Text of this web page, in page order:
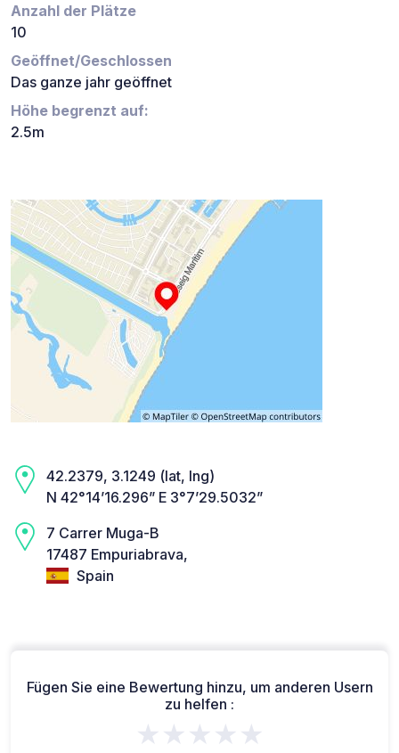
Anzahl der Plätze
10
Geöffnet/Geschlossen
Das ganze jahr geöffnet
Höhe begrenzt auf:
2.5m
42.2379, 3.1249 (lat, lng)
N 42°14’16.296” E 3°7’29.5032”
7 Carrer Muga-B
17487 Empuriabrava,
Spain
Fügen Sie eine Bewertung hinzu, um anderen Usern
zu helfen :
★★★★★